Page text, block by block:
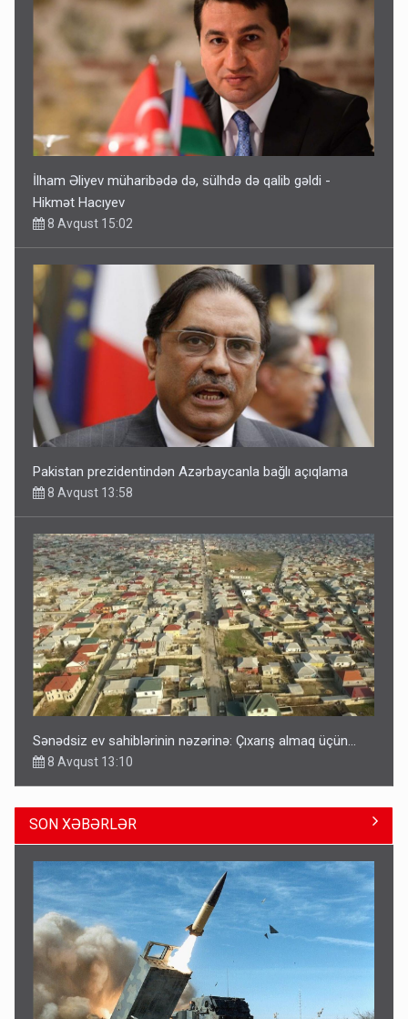
İlham Əliyev müharibədə də, sülhdə də qalib gəldi -
Hikmət Hacıyev
8 Avqust 15:02
Pakistan prezidentindən Azərbaycanla bağlı açıqlama
8 Avqust 13:58
Sənədsiz ev sahiblərinin nəzərinə: Çıxarış almaq üçün...
8 Avqust 13:10
Azərbaycan bundan hər il 3 milyard dollar qazanacaq
SON XƏBƏRLƏR